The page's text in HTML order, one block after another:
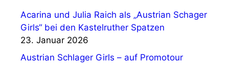
Acarina und Julia Raich als „Austrian Schager
Girls“ bei den Kastelruther Spatzen
23. Januar 2026
Austrian Schlager Girls – auf Promotour